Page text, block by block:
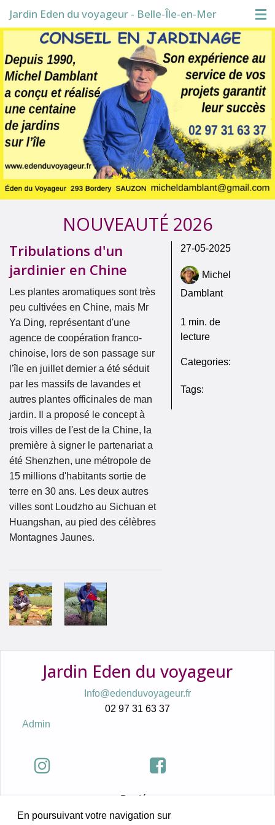
Jardin Eden du voyageur - Belle-Île-en-Mer
Visite du jardin
Boutique
Conférences
Blog
NOUVEAUTÉ 2026
Tribulations d'un
jardinier en Chine
Les plantes aromatiques sont très
peu cultivées en Chine, mais Mr
Ya Ding, représentant d'une
agence de coopération franco-
chinoise, lors de son passage sur
l'île en juillet dernier a été séduit
par les massifs de lavandes et
autres plantes officinales de man
jardin. Il a proposé le concept à
trois villes de l'est de la Chine, la
première à signer le partenariat a
été Shenzhen, une métropole de
15 millions d'habitants sortie de
terre en 30 ans. Les deux autres
villes sont Loudzho au Sichuan et
Huangshan, au pied des célèbres
Montagnes Jaunes.
27-05-2025
Michel
Damblant
1 min. de
lecture
Categories:
Tags:
Jardin Eden du voyageur
Info@edenduvoyageur.fr
02 97 31 63 37
Admin
Bordéry
56360 Sauzon
En poursuivant votre navigation sur